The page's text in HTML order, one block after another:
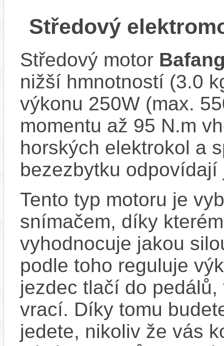
Středový
Středový motor
nižší hmnotností (3.0
výkonu 250W (max.
momentu až 95 N.m
horských elektrokol a
bezezbytku odpovídají
Tento typ motoru je
snímačem, díky
vyhodnocuje jakou
podle toho reguluje
jezdec tlačí do
vrací. Díky tomu
jedete, nikoliv že vás